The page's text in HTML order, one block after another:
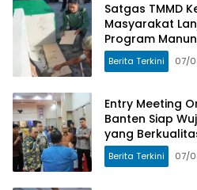
Satgas TMMD
Masyarakat
Program
Umbele
Berita Terkini 07/
Entry Meeting
Banten Siap
yang
Berita Terkini 07/